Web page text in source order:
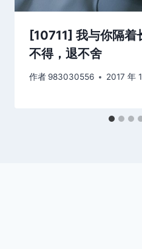
[10711] 我与你隔着
不得，退不舍
作者 983030556 2017 年